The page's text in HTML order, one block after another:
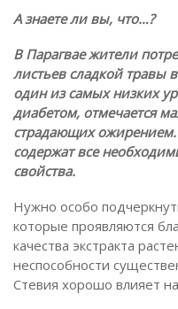
А знаете ли вы, что…?
В Парагвае жители
листьев сладкой травы
один из самых низких
диабетом, отмечается
страдающих ожирением.
содержат все
свойства.
Нужно особо
которые проявляются
качества экстракта
неспособности
Стевия хорошо влияет